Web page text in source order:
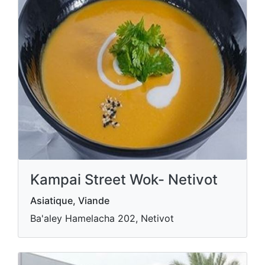
Kampai Street Wok- Netivot
Asiatique, Viande
Ba'aley Hamelacha 202, Netivot